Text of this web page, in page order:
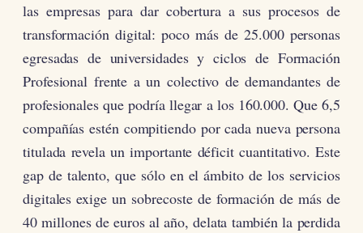
las empresas para dar cobertura a sus procesos de
transformación digital: poco más de 25.000 personas
egresadas de universidades y ciclos de Formación
Profesional frente a un colectivo de demandantes de
profesionales que podría llegar a los 160.000. Que 6,5
compañías estén compitiendo por cada nueva persona
titulada revela un importante déficit cuantitativo. Este
gap de talento, que sólo en el ámbito de los servicios
digitales exige un sobrecoste de formación de más de
40 millones de euros al año, delata también la perdida